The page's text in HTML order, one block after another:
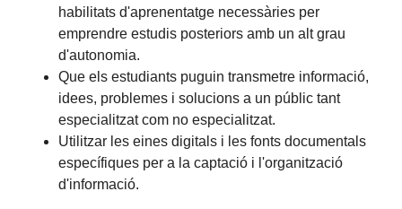
habilitats d'aprenentatge necessàries per
emprendre estudis posteriors amb un alt grau
d'autonomia.
Que els estudiants puguin transmetre informació,
idees, problemes i solucions a un públic tant
especialitzat com no especialitzat.
Utilitzar les eines digitals i les fonts documentals
específiques per a la captació i l'organització
d'informació.